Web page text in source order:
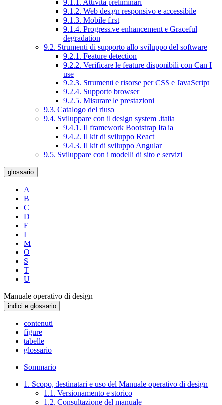
9.1.1. Attività preliminari
9.1.2. Web design responsivo e accessibile
9.1.3. Mobile first
9.1.4. Progressive enhancement e Graceful
degradation
9.2. Strumenti di supporto allo sviluppo del software
9.2.1. Feature detection
9.2.2. Verificare le feature disponibili con Can I
use
9.2.3. Strumenti e risorse per CSS e JavaScript
9.2.4. Supporto browser
9.2.5. Misurare le prestazioni
9.3. Catalogo del riuso
9.4. Sviluppare con il design system .italia
9.4.1. Il framework Bootstrap Italia
9.4.2. Il kit di sviluppo React
9.4.3. Il kit di sviluppo Angular
9.5. Sviluppare con i modelli di sito e servizi
glossario
A
B
C
D
E
I
M
O
S
T
U
Manuale operativo di design
indici e glossario
contenuti
figure
tabelle
glossario
Sommario
1. Scopo, destinatari e uso del Manuale operativo di design
1.1. Versionamento e storico
1.2. Consultazione del manuale